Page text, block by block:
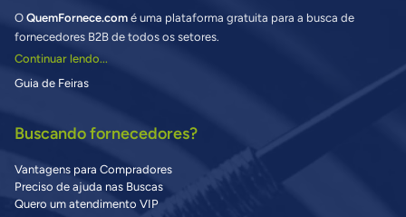
O QuemFornece.com é uma plataforma gratuita para a busca de
fornecedores B2B de todos os setores.
Continuar lendo...
Guia de Feiras
Buscando fornecedores?
Vantagens para Compradores
Preciso de ajuda nas Buscas
Quero um atendimento VIP